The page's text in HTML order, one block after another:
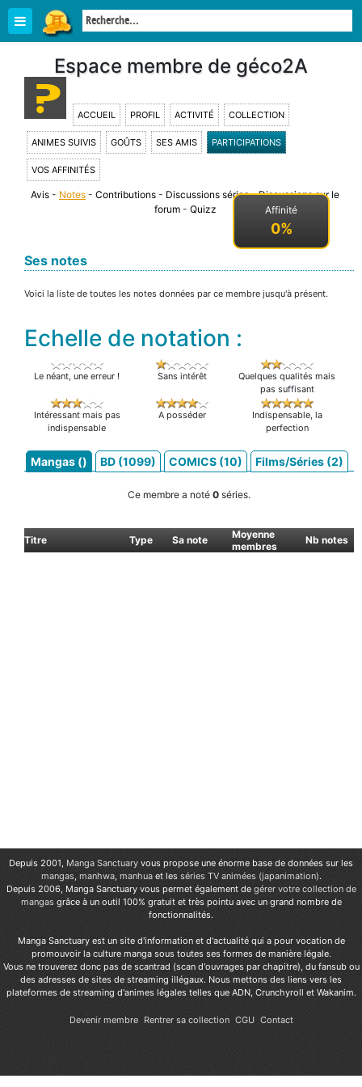
Espace membre de géco2A
ACCUEIL PROFIL ACTIVITÉ COLLECTION
ANIMES SUIVIS GOÛTS SES AMIS PARTICIPATIONS
VOS AFFINITÉS
Affinité
0%
Avis - Notes - Contributions - Discussions séries-Discussions sur le
forum- Quizz
Ses notes
Voici la liste de toutes les notes données par ce membre jusqu'à présent.
Echelle de notation :
Le néant, une erreur ! Sans intérêt
Quelques qualités mais
pas suffisant
Intéressant mais pas
indispensable
A posséder
Indispensable, la
perfection
Mangas () BD (1099) COMICS (10) Films/Séries (2)
Ce membre a noté 0 séries.
Titre Type Sa note
Moyenne
membres
Nb notes
Depuis 2001, Manga Sanctuary vous propose une énorme base de données sur les
mangas, manhwa, manhuaet les séries TV animées (japanimation).
Depuis 2006, Manga Sanctuary vous permet également de gérer votre collection de
mangas grâce à un outil 100% gratuit et très pointu avec un grand nombre de
fonctionnalités.
Manga Sanctuary est un site d'information et d'actualité qui a pour vocation de
promouvoir la culture manga sous toutes ses formes de manière légale.
Vous ne trouverez donc pas de scantrad (scan d'ouvrages par chapitre), du fansub ou
des adresses de sites de streaming illégaux. Nous mettons des liens vers les
plateformes de streaming d'animes légales telles que ADN, Crunchyroll et Wakanim.
Devenir membre Rentrer sa collection CGU Contact